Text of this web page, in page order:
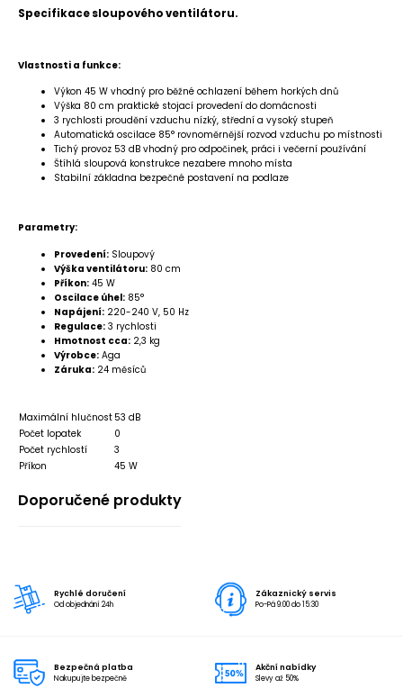
Specifikace sloupového ventilátoru.
Vlastnosti a funkce:
Výkon 45 W vhodný pro běžné ochlazení během horkých dnů
Výška 80 cm praktické stojací provedení do domácnosti
3 rychlosti proudění vzduchu nízký, střední a vysoký stupeň
Automatická oscilace 85° rovnoměrnější rozvod vzduchu po místnosti
Tichý provoz 53 dB vhodný pro odpočinek, práci i večerní používání
Štíhlá sloupová konstrukce nezabere mnoho místa
Stabilní základna bezpečné postavení na podlaze
Parametry:
Provedení: Sloupový
Výška ventilátoru: 80 cm
Příkon: 45 W
Oscilace úhel: 85°
Napájení: 220-240 V, 50 Hz
Regulace: 3 rychlosti
Hmotnost cca: 2,3 kg
Výrobce: Aga
Záruka: 24 měsíců
Maximální hlučnost 53 dB
Počet lopatek
0
Počet rychlostí
3
Příkon
45 W
Doporučené produkty
Rychlé doručení
Od objednání 24h
Zákaznický servis
Po-Pá 9:00 do 15:30
Bezpečná platba
Nakupujte bezpečně
Akční nabídky
Slevy až 50%